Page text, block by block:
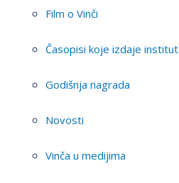
Film o Vinči
Časopisi koje izdaje institut
Godišnja nagrada
Novosti
Vinča u medijima